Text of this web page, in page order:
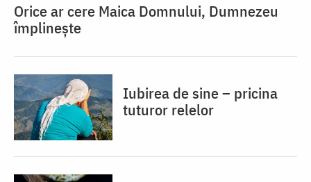
Orice ar cere Maica Domnului, Dumnezeu
împlinește
Iubirea de sine – pricina
tuturor relelor